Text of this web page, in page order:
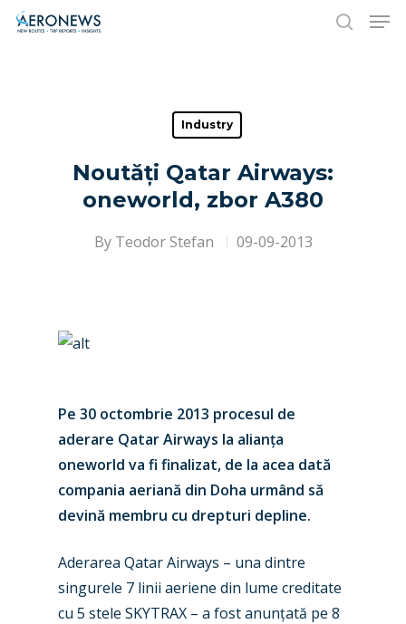
Hit enter to search or ESC to close
Industry
Noutăți Qatar Airways:
oneworld, zbor A380
By Teodor Stefan 09-09-2013
Pe 30 octombrie 2013 procesul de
aderare Qatar Airways la alianța
oneworld va fi finalizat, de la acea dată
compania aeriană din Doha urmând să
devină membru cu drepturi depline.
Aderarea Qatar Airways – una dintre
singurele 7 linii aeriene din lume creditate
cu 5 stele SKYTRAX – a fost anunțată pe 8